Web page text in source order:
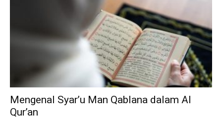
Mengenal Syar’u Man Qablana dalam Al
Qur’an